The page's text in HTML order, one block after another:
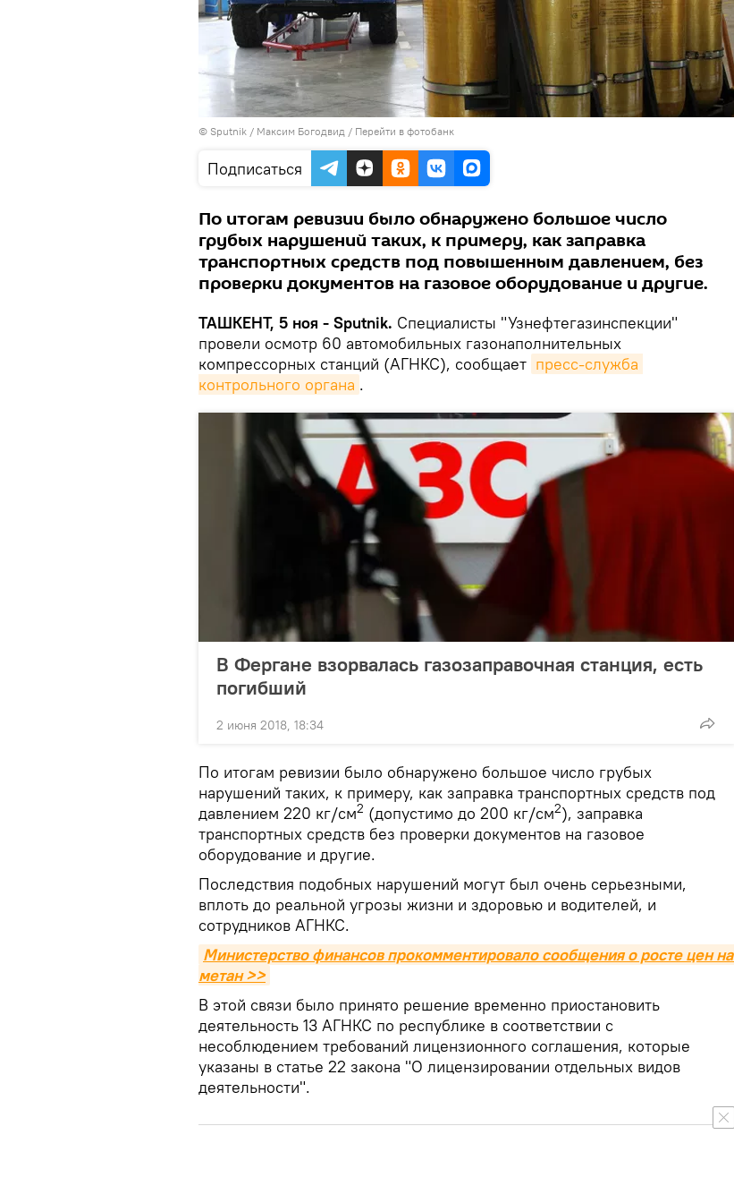
© Sputnik / Максим Богодвид / Перейти в фотобанк
Подписаться
По итогам ревизии было обнаружено большое число
грубых нарушений таких, к примеру, как заправка
транспортных средств под повышенным давлением, без
проверки документов на газовое оборудование и другие.
ТАШКЕНТ, 5 ноя - Sputnik. Специалисты "Узнефтегазинспекции"
провели осмотр 60 автомобильных газонаполнительных
компрессорных станций (АГНКС), сообщает пресс-служба
контрольного органа .
В Фергане взорвалась газозаправочная станция, есть
погибший
2 июня 2018, 18:34
По итогам ревизии было обнаружено большое число грубых
нарушений таких, к примеру, как заправка транспортных средств под
давлением 220 кг/см2 (допустимо до 200 кг/см2), заправка
транспортных средств без проверки документов на газовое
оборудование и другие.
Последствия подобных нарушений могут был очень серьезными,
вплоть до реальной угрозы жизни и здоровью и водителей, и
сотрудников АГНКС.
Министерство финансов прокомментировало сообщения о росте цен на
метан >>
В этой связи было принято решение временно приостановить
деятельность 13 АГНКС по республике в соответствии с
несоблюдением требований лицензионного соглашения, которые
указаны в статье 22 закона "О лицензировании отдельных видов
деятельности".